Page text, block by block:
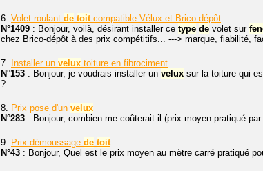
6. Volet roulant de toitcompatible Vélux et Brico-dépôt
N°1409 : Bonjour, voilà, désirant installer ce type de volet sur
chez Brico-dépôt à des prix compétitifs... ---> marque, fiabilité,
7. Installer un velux toiture en fibrociment
N°153 : Bonjour, je voudrais installer un velux sur la toiture qui
?
8. Prix pose d'un velux
N°283 : Bonjour, combien me coûterait-il (prix moyen pratiqué
9. Prix démoussage de toit
N°43 : Bonjour, Quel est le prix moyen au mètre carré pratiqué